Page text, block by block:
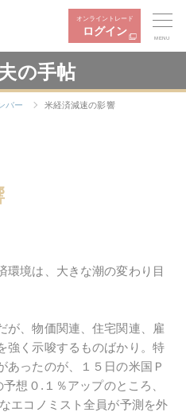
オンライントレード
ログイン
MENU
の手帖
バー 米経済減速の影響
環境は、大きな潮の変わり目
が、物価関連、住宅関連、雇
強く示唆するものばかり。特
あったのが、１５日の米国Ｐ
想０.１％アップのところ、
エコノミスト全員が予測を外